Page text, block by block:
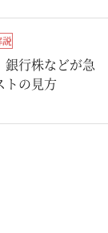
行株などが急
の見方